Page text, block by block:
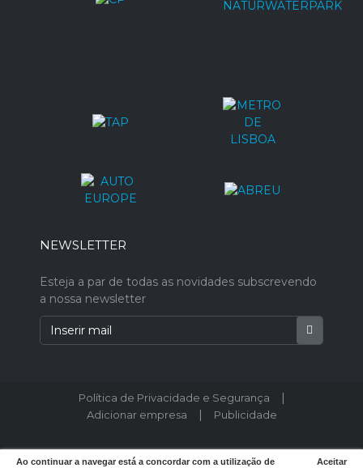
NEWSLETTER
Esteja a par de todas as novidades subscrevendo
a nossa newsletter
Política de Privacidade e Segurança |
Adicionar empresa | Publicidade
© 2026 Postodeturismo.pt - Todos os direitos reservados. Designed by
Ao continuar a navegar está a concordar com a utilização de Aceitar